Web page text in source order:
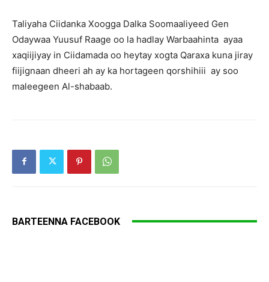
Taliyaha Ciidanka Xoogga Dalka Soomaaliyeed Gen
Odaywaa Yuusuf Raage oo la hadlay Warbaahinta ayaa
xaqiijiyay in Ciidamada oo heytay xogta Qaraxa kuna jiray
fiijignaan dheeri ah ay ka hortageen qorshihiii ay soo
maleegeen Al-shabaab.
BARTEENNA FACEBOOK